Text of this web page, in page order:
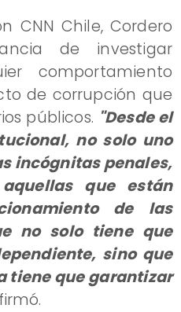
CNN Chile, Cordero
de investigar
comportamiento
de corrupción que
públicos. "Desde el
no solo uno
incógnitas penales,
que están
de las
no solo tiene que
sino que
tiene que garantizar